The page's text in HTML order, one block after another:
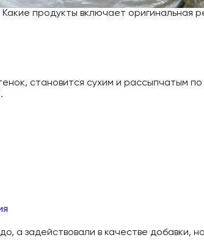
продукты включает оригинальная
становится сухим и рассыпчатым
а задействовали в качестве добавки,